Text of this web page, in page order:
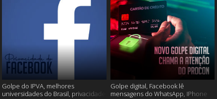
Golpe do IPVA, melhores
universidades do Brasil, privacidade
Golpe digital, Facebook lê
mensagens do WhatsApp, IPhone